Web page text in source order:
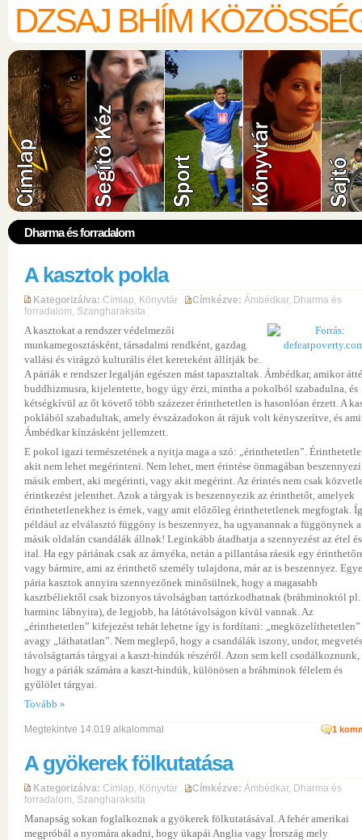
DZSAJ BHÍM
Dharma és forradalom
A kasztok pokla
Kategorizálva: Címlap, Könyvtár Címkézve: Ámbédkar, Dharma és
forradalom, Szangharaksita
A kasztokat a rendszer védelmezői
munkamegosztásként, társadalmi rendként, gazdag
vallási és virágzó kulturális élet kereteként állítják be.
A páriák e rendszer legalján egészen mást tapasztaltak. Ámbédkar, amikor
buddhizmusra, kijelentette, hogy úgy érzi, mintha a pokolból szabadulna, és
kétségkívül az őt követő több százezer érinthetetlen is hasonlóan érzett. A
poklából szabadultak, amely évszázadokon át rájuk volt kényszerítve, és
Ámbédkar kínzásként jellemzett.
E pokol igazi természetének a nyitja maga a szó: „érinthetetlen”.
akit nem lehet megérinteni. Nem lehet, mert érintése önmagában
másik embert, aki megérinti, vagy akit megérint. Az érintés nem csak
érintkezést jelenthet. Azok a tárgyak is beszennyezik az érinthetőt, amelyek
érinthetetlenekhez is érnek, vagy amit előzőleg érinthetetlenek megfogtak.
például az elválasztó függöny is beszennyez, ha ugyanannak a függönynek a
másik oldalán csandálák állnak! Leginkább átadhatja a szennyezést az étel
ital. Ha egy páriának csak az árnyéka, netán a pillantása ráesik egy
vagy bármire, ami az érinthető személy tulajdona, már az is beszennyez.
pária kasztok annyira szennyezőnek minősülnek, hogy a magasabb
kasztbéliektől csak bizonyos távolságban tartózkodhatnak (bráhminoktól pl.
harminc lábnyira), de legjobb, ha látótávolságon kívül vannak. Az
„érinthetetlen” kifejezést tehát lehetne így is fordítani: „megközelíthetetlen”
avagy „láthatatlan”. Nem meglepő, hogy a csandálák iszony, undor,
távolságtartás tárgyai a kaszt-hindúk részéről. Azon sem kell csodálkoznunk,
hogy a páriák számára a kaszt-hindúk, különösen a bráhminok félelem és
gyűlölet tárgyai.
Tovább »
1
Megtekintve 14.019 alkalommal
A gyökerek fölkutatása
Kategorizálva: Címlap, Könyvtár Címkézve: Ámbédkar, Dharma és
forradalom, Szangharaksita
Manapság sokan foglalkoznak a gyökerek fölkutatásával. A fehér amerikai
megpróbál a nyomára akadni, hogy ükapái Anglia vagy Írország mely